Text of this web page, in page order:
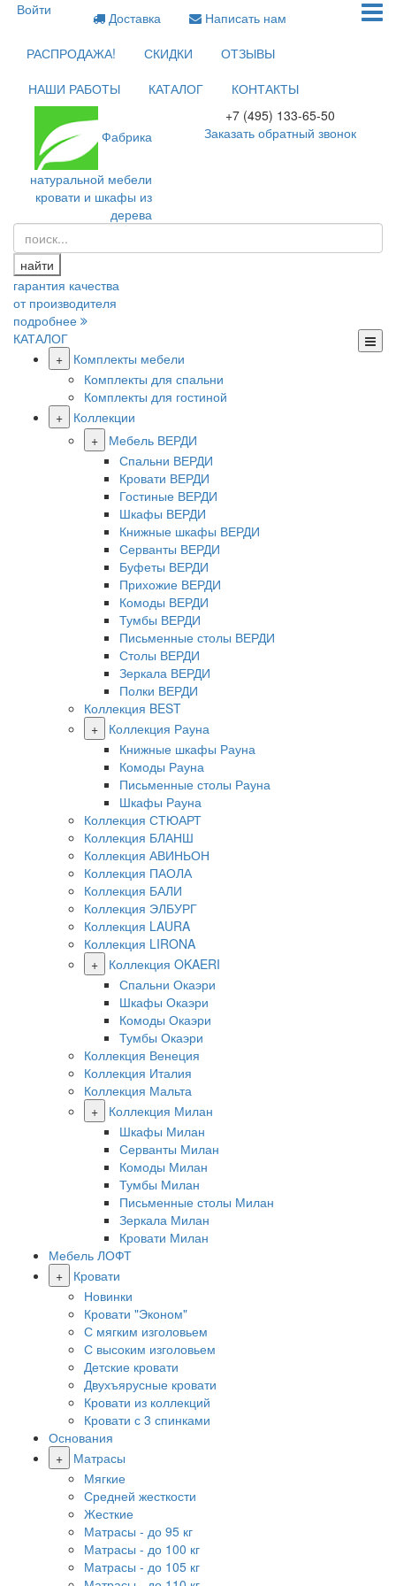
Войти Доставка
Написать нам
РАСПРОДАЖА!
СКИДКИ
ОТЗЫВЫ
НАШИ РАБОТЫ
КАТАЛОГ КОНТАКТЫ
Фабрика
натуральной мебели
кровати и шкафы из
дерева
+7 (495) 133-65-50
Заказать обратный звонок
найти
гарантия качества
от производителя
подробнее
КАТАЛОГ
+
Комплекты мебели
Комплекты для спальни
Комплекты для гостиной
+
Коллекции
+
Мебель ВЕРДИ
Спальни ВЕРДИ
Кровати ВЕРДИ
Гостиные ВЕРДИ
Шкафы ВЕРДИ
Книжные шкафы ВЕРДИ
Серванты ВЕРДИ
Буфеты ВЕРДИ
Прихожие ВЕРДИ
Комоды ВЕРДИ
Тумбы ВЕРДИ
Письменные столы ВЕРДИ
Столы ВЕРДИ
Зеркала ВЕРДИ
Полки ВЕРДИ
Коллекция BEST
+
Коллекция Рауна
Книжные шкафы Рауна
Комоды Рауна
Письменные столы Рауна
Шкафы Рауна
Коллекция СТЮАРТ
Коллекция БЛАНШ
Коллекция АВИНЬОН
Коллекция ПАОЛА
Коллекция БАЛИ
Коллекция ЭЛБУРГ
Коллекция LAURA
Коллекция LIRONA
+
Коллекция OKAERI
Спальни Окаэри
Шкафы Окаэри
Комоды Окаэри
Тумбы Окаэри
Коллекция Венеция
Коллекция Италия
Коллекция Мальта
+
Коллекция Милан
Шкафы Милан
Серванты Милан
Комоды Милан
Тумбы Милан
Письменные столы Милан
Зеркала Милан
Кровати Милан
Мебель ЛОФТ
+
Кровати
Новинки
Кровати "Эконом"
С мягким изголовьем
С высоким изголовьем
Детские кровати
Двухъярусные кровати
Кровати из коллекций
Кровати с 3 спинками
Основания
+
Матрасы
Мягкие
Средней жесткости
Жесткие
Матрасы - до 95 кг
Матрасы - до 100 кг
Матрасы - до 105 кг